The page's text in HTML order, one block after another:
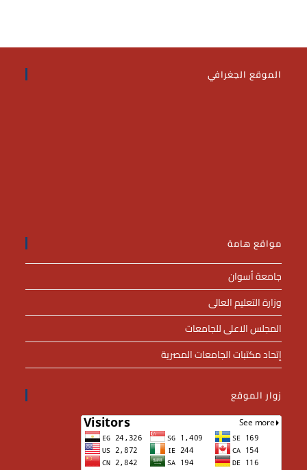
الموقع الجغرافي
مواقع هامة
جامعة أسوان
وزارة التعليم العالى
المجلس الاعلى للجامعات
إتحاد مكتبات الجامعات المصرية
زوار الموقع